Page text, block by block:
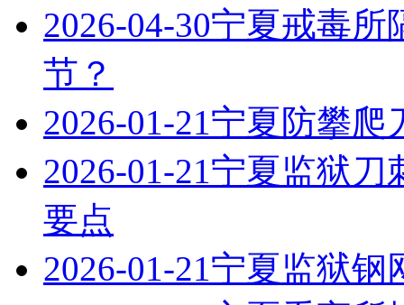
2026-04-30宁夏戒毒所
节？
2026-01-21宁夏防攀爬
2026-01-21宁夏监狱刀
要点
2026-01-21宁夏监狱钢